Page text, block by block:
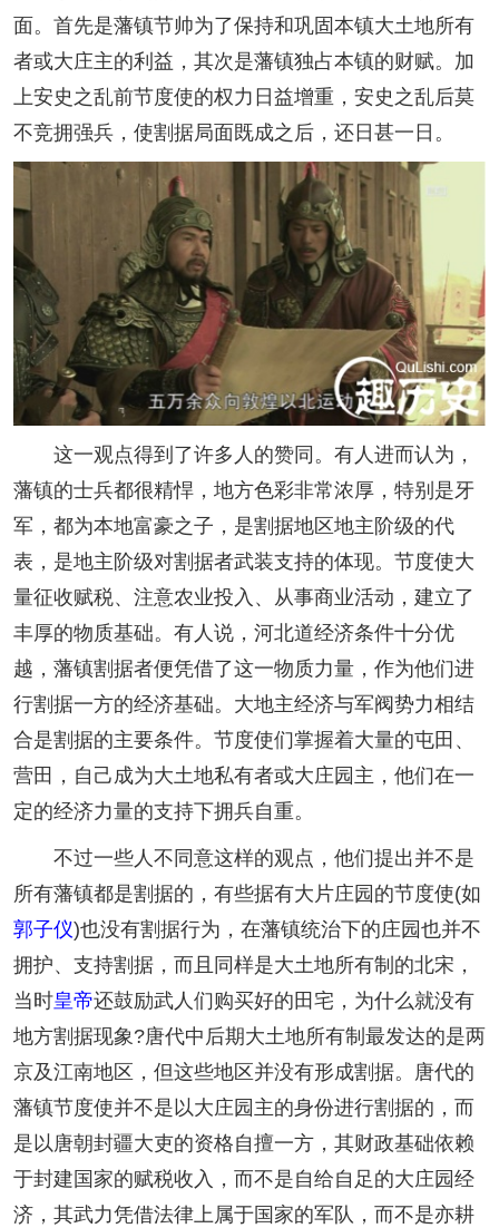
面。首先是藩镇节帅为了保持和巩固本镇大土地所有
者或大庄主的利益，其次是藩镇独占本镇的财赋。加
上安史之乱前节度使的权力日益增重，安史之乱后莫
不竞拥强兵，使割据局面既成之后，还日甚一日。
这一观点得到了许多人的赞同。有人进而认为，
藩镇的士兵都很精悍，地方色彩非常浓厚，特别是牙
军，都为本地富豪之子，是割据地区地主阶级的代
表，是地主阶级对割据者武装支持的体现。节度使大
量征收赋税、注意农业投入、从事商业活动，建立了
丰厚的物质基础。有人说，河北道经济条件十分优
越，藩镇割据者便凭借了这一物质力量，作为他们进
行割据一方的经济基础。大地主经济与军阀势力相结
合是割据的主要条件。节度使们掌握着大量的屯田、
营田，自己成为大土地私有者或大庄园主，他们在一
定的经济力量的支持下拥兵自重。
不过一些人不同意这样的观点，他们提出并不是
所有藩镇都是割据的，有些据有大片庄园的节度使(如
郭子仪)也没有割据行为，在藩镇统治下的庄园也并不
拥护、支持割据，而且同样是大土地所有制的北宋，
当时皇帝还鼓励武人们购买好的田宅，为什么就没有
地方割据现象?唐代中后期大土地所有制最发达的是两
京及江南地区，但这些地区并没有形成割据。唐代的
藩镇节度使并不是以大庄园主的身份进行割据的，而
是以唐朝封疆大吏的资格自擅一方，其财政基础依赖
于封建国家的赋税收入，而不是自给自足的大庄园经
济，其武力凭借法律上属于国家的军队，而不是亦耕